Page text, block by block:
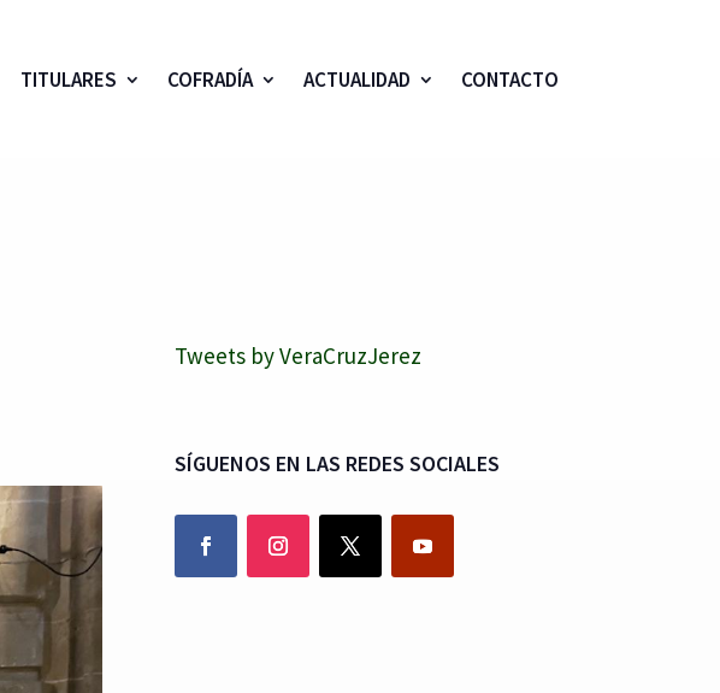
TITULARES COFRADÍA ACTUALIDAD CONTACTO
Tweets by VeraCruzJerez
SÍGUENOS EN LAS REDES SOCIALES